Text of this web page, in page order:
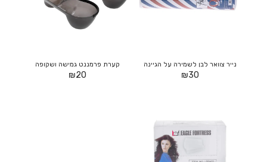
נייר צוואר לבן לשמירה על הגיינה
₪30
קערת פרמננט גמישה ושקופה
₪20